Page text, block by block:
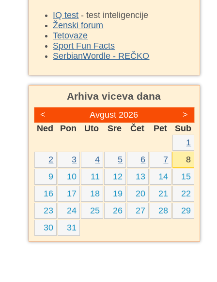
IQ test - test inteligencije
Ženski forum
Tetovaze
Sport Fun Facts
SerbianWordle - REČKO
Arhiva viceva dana
< >
Avgust 2026
Ned
Pon Uto Sre Čet Pet
Sub
1
2
3 4 5 6 7
8
9
10 11 12 13 14
15
16
17 18 19 20 21
22
23
24 25 26 27 28
29
30
31